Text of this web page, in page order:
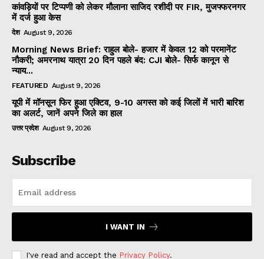
कांवड़ियों पर टिप्पणी को लेकर मौलाना साजिद रशीदी पर FIR, मुजफ्फरनगर
में दर्ज हुआ केस
देश August 9, 2026
Morning News Brief: राहुल बोले- हजार में केवल 12 को परमानेंट
नौकरी; अमरनाथ यात्रा 20 दिन पहले बंद: CJI बोले- सिर्फ कानून से
न्याय...
FEATURED August 9, 2026
यूपी में मॉनसून फिर हुआ एक्टिव, 9-10 अगस्त को कई जिलों में भारी बारिश
का अलर्ट, जानें अपने जिले का हाल
उत्तर प्रदेश August 9, 2026
Subscribe
I WANT IN
I've read and accept the Privacy Policy.